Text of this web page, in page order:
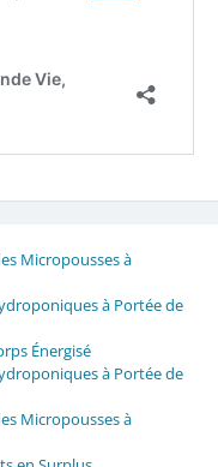
Micropousses à
à Portée de
Énergisé
à Portée de
Micropousses à